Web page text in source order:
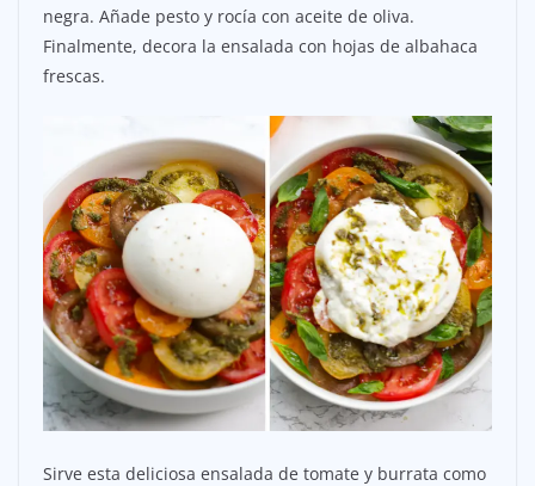
negra. Añade pesto y rocía con aceite de oliva.
Finalmente, decora la ensalada con hojas de albahaca
frescas.
Sirve esta deliciosa ensalada de tomate y burrata como